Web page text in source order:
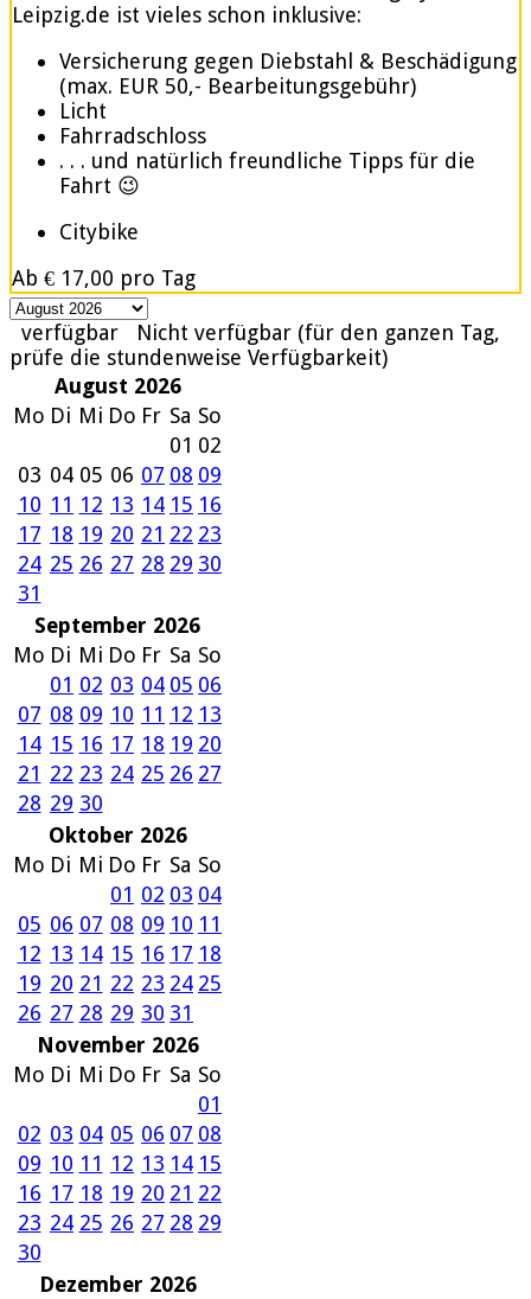
Leipzig.de ist vieles schon inklusive:
Versicherung gegen Diebstahl & Beschädigung
(max. EUR 50,- Bearbeitungsgebühr)
Licht
Fahrradschloss
. . . und natürlich freundliche Tipps für die
Fahrt 😉
Citybike
Ab € 17,00 pro Tag
verfügbar
Nicht verfügbar (für den ganzen Tag,
prüfe die stundenweise Verfügbarkeit)
August 2026
Mo Di Mi Do Fr Sa So
01 02
03 04 05 06 07 08 09
10 11 12 13 14 15 16
17 18 19 20 21 22 23
24 25 26 27 28 29 30
31
September 2026
Mo Di Mi Do Fr Sa So
01 02 03 04 05 06
07 08 09 10 11 12 13
14 15 16 17 18 19 20
21 22 23 24 25 26 27
28 29 30
Oktober 2026
Mo Di Mi Do Fr Sa So
01 02 03 04
05 06 07 08 09 10 11
12 13 14 15 16 17 18
19 20 21 22 23 24 25
26 27 28 29 30 31
November 2026
Mo Di Mi Do Fr Sa So
01
02 03 04 05 06 07 08
09 10 11 12 13 14 15
16 17 18 19 20 21 22
23 24 25 26 27 28 29
30
Dezember 2026